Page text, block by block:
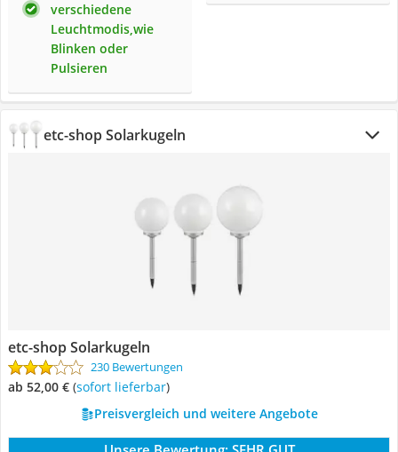
verschiedene
Leuchtmodis,wie
Blinken oder
Pulsieren
etc-shop Solarkugeln
etc-shop Solarkugeln
230 Bewertungen
ab 52,00 € ( Sofort lieferbar)
Preisvergleich und weitere Angebote